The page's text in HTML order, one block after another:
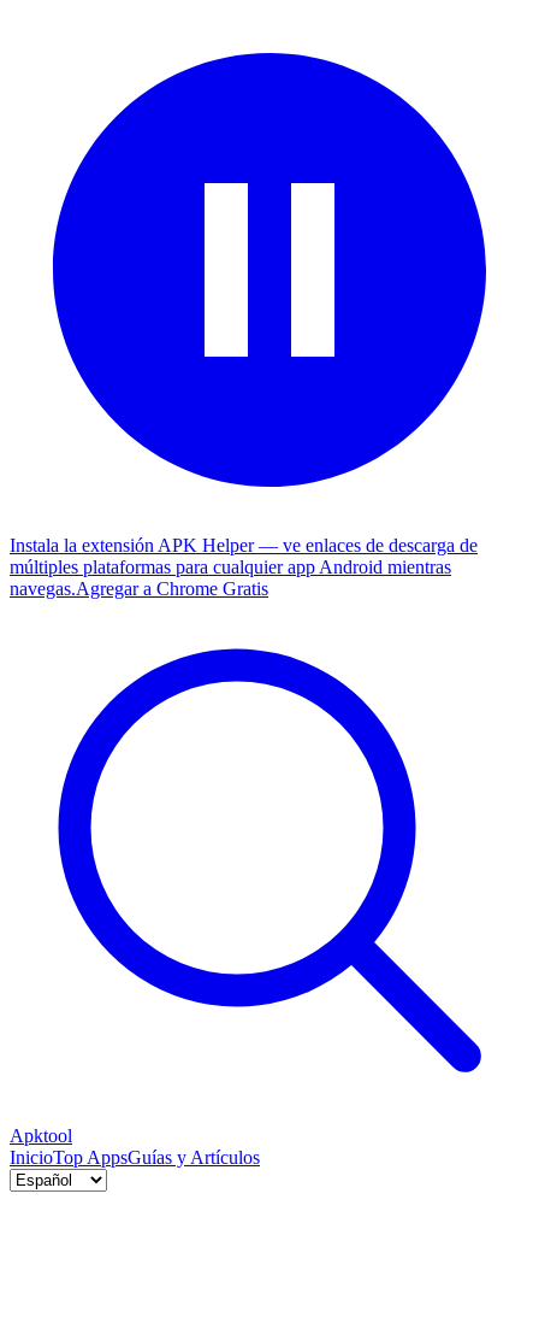
Instala la extensión APK Helper — ve enlaces de descarga de
múltiples plataformas para cualquier app Android mientras
navegas.Agregar a Chrome Gratis
Apktool
InicioTop AppsGuías y Artículos